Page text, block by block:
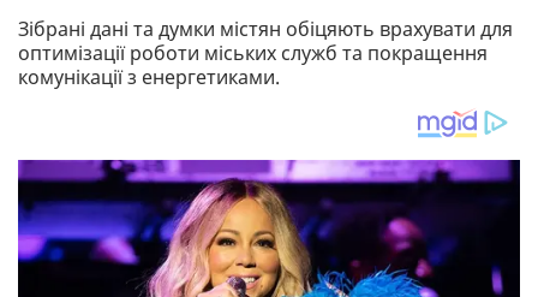
Зібрані дані та думки містян обіцяють врахувати для
оптимізації роботи міських служб та покращення
комунікації з енергетиками.